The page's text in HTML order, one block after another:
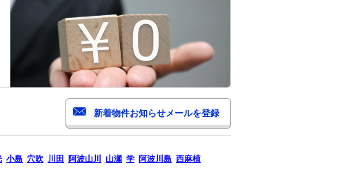
小島 穴吹 川田 阿波山川 山瀬 学 阿波川島 西麻植